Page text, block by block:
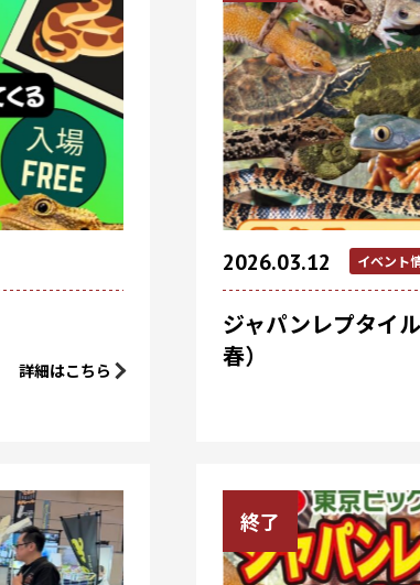
詳細はこちら
2026.03.12 イベント
ジャパンレプタイ
春）
終了